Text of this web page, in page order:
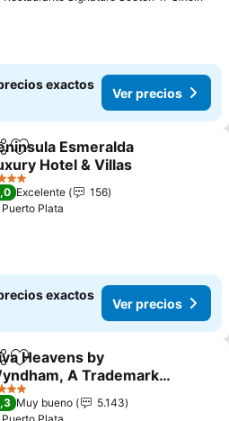
exactos
Ver precios
Agregar a favoritos
Esmeralda
Hotel & Villas
Excelente
156
Puerto Plata
exactos
Ver precios
Agregar a favoritos
Heavens by
A Trademark
Inclusive
Muy bueno
5.143